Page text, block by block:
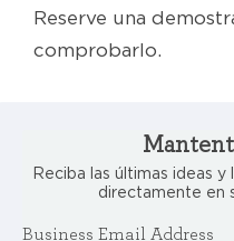
Reserve una
comprobarlo.
Reciba las últimas ideas
directamente en